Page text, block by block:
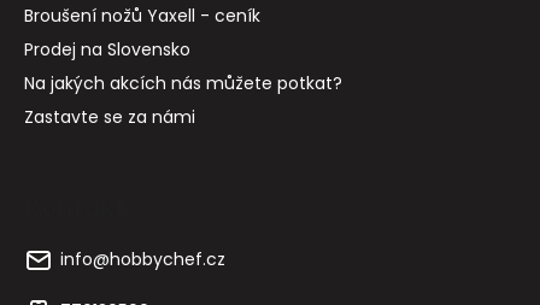
Broušení nožů Yaxell - ceník
Prodej na Slovensko
Na jakých akcích nás můžete potkat?
Zastavte se za námi
info@hobbychef.cz